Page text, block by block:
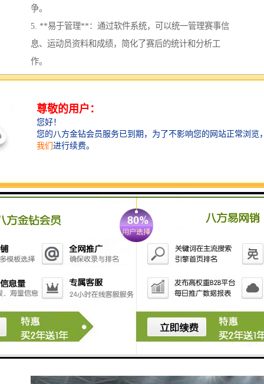
争。
5. **易于管理**：通过软件系统，可以统一管理赛事信
息、运动员资料和成绩，简化了赛后的统计和分析工
作。
6. **历史追踪**：系统可储存历史数据，方便追踪运动
7. **观众互动**：一些现代计时系统还可以与广播和网
络直播结合，为观众提供即时的成绩更新和分析，提升
赛事的吸引力。
离及赛事类型，灵活应对不同的比赛需求。
方面起到了重要作用，对于运动员、教练和观众来说都